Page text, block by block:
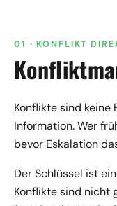
01 · KONFLIKT
Konflikte sind
Information. Wer
bevor Eskalation
Der Schlüssel ist
Konflikte sind nicht